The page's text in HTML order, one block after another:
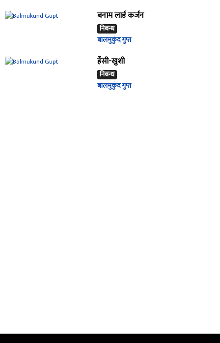
बनाम लार्ड कर्जन
निबन्ध
बालमुकुंद गुप्त
हँसी-खुशी
निबन्ध
बालमुकुंद गुप्त